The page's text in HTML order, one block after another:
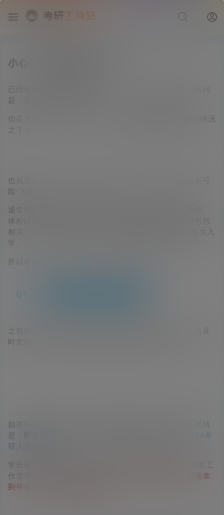
小心！到手的研究生“飞了”
已经有不少同学拿到拟录取通知了，只要后面的程序没有问
题，基本就是确定录取了！
但是大家注意，薄荷学长说的是“
”的情况
之下！
也就是说，即使已经拿到拟录取通知，到手的研究生也有可
能“飞掉”！
通常我们说在拿到拟录取通知之后，还有档案邮寄、政审、
体检以及毕业论文答辩等一系列事情要做，且都和考研息息
相关。任何一步出现差错，都有可能影响到9月份的研究生入
学。
所以各位24考研人一定要避免以下几种情况发生！
之前就有小伙伴在网上发帖说：因为本科延期毕业，无法及
时拿到毕业证，导致考上的研究生白白溜走了，心痛！
如果不能正常毕业，不能按时拿到毕业证和学位证的后果就
是：
研人尤其注意！）
学长可不是危言耸听，教育部在《2023年硕士研究生招生工
作管理规定》中就已经明确：
研究生录取入学前，必须拿
到毕业证，否则录取资格无效。